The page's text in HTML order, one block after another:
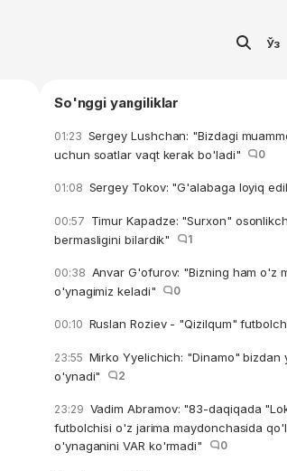
Ўз
So'nggi yangiliklar
01:23 Sergey Lushchan: "Bizdagi
uchun soatlar vaqt kerak bo'ladi"
0
01:08 Sergey Tokov: "G'alabaga loyiq
00:57 Timur Kapadze: "Surxon"
bermasligini bilardik"
1
00:38 Anvar G'ofurov: "Bizning ham o'z
o'ynagimiz keladi"
0
00:10 Ruslan Roziev - "Qizilqum"
23:55 Mirko Yyelichich: "Dinamo" bizdan
o'ynadi"
2
23:29 Vadim Abramov: "83-daqiqada
futbolchisi o'z jarima maydonchasida
o'ynaganini VAR ko'rmadi"
0